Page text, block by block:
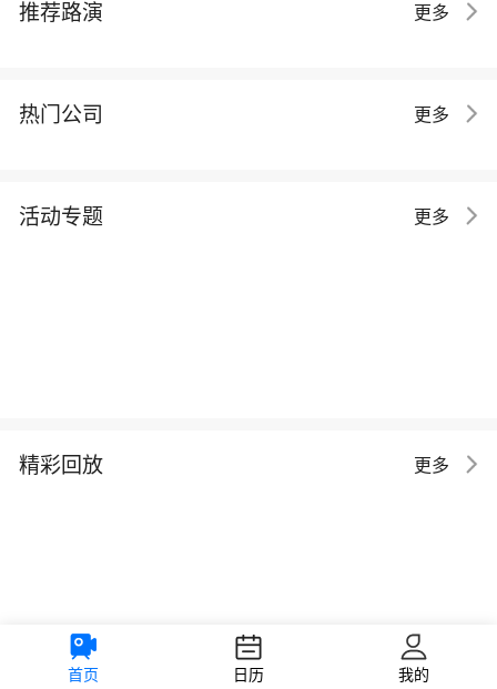
推荐路演 更多
热门公司 更多
活动专题 更多
精彩回放 更多
首页 日历 我的